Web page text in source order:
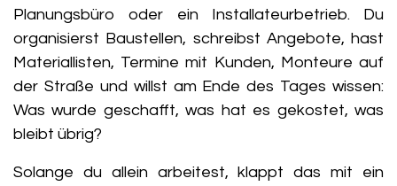
Planungsbüro oder ein Installateurbetrieb. Du
organisierst Baustellen, schreibst Angebote, hast
Materiallisten, Termine mit Kunden, Monteure auf
der Straße und willst am Ende des Tages wissen:
Was wurde geschafft, was hat es gekostet, was
bleibt übrig?
Solange du allein arbeitest, klappt das mit ein